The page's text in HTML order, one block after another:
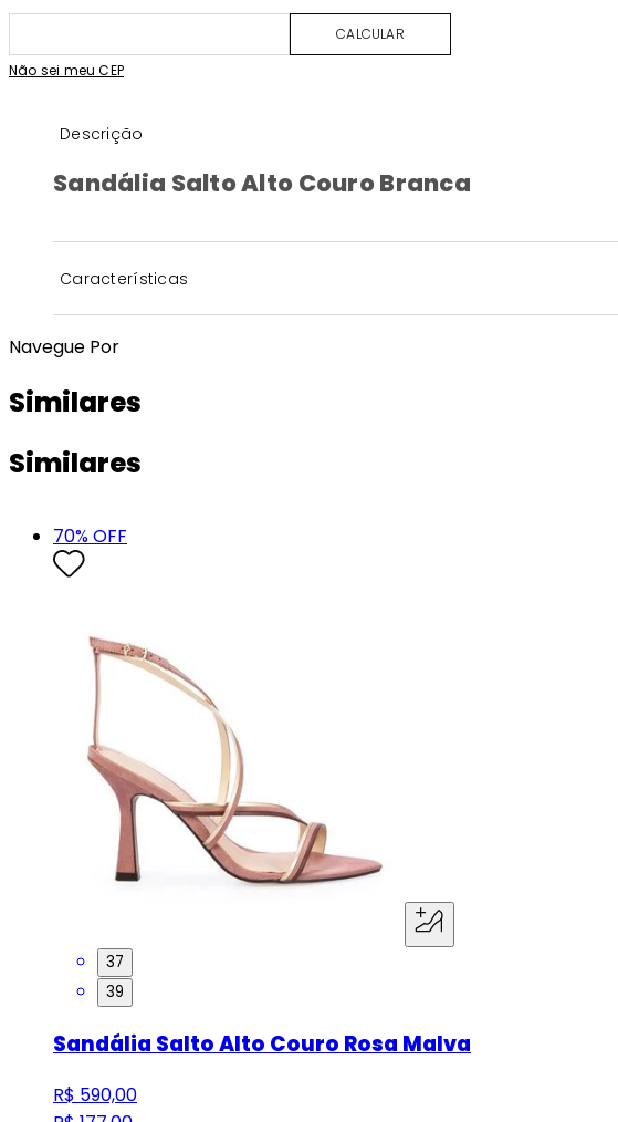
CALCULAR
Não sei meu CEP
Descrição
Sandália Salto Alto Couro Branca
Características
Navegue Por
Similares
Similares
70% OFF
37
39
Sandália Salto Alto Couro Rosa Malva
R$ 590,00